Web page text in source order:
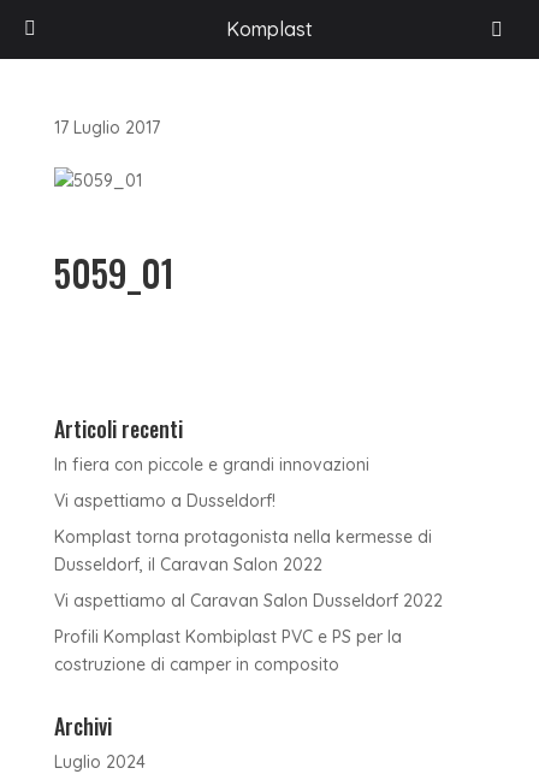
COPPIA DI GUIDE PER ENTRATA TELO SERRANDINA
17 Luglio 2017
5059_01
Articoli recenti
In fiera con piccole e grandi innovazioni
Vi aspettiamo a Dusseldorf!
Komplast torna protagonista nella kermesse di
Dusseldorf, il Caravan Salon 2022
Vi aspettiamo al Caravan Salon Dusseldorf 2022
Profili Komplast Kombiplast PVC e PS per la
costruzione di camper in composito
Archivi
Luglio 2024
Komplast